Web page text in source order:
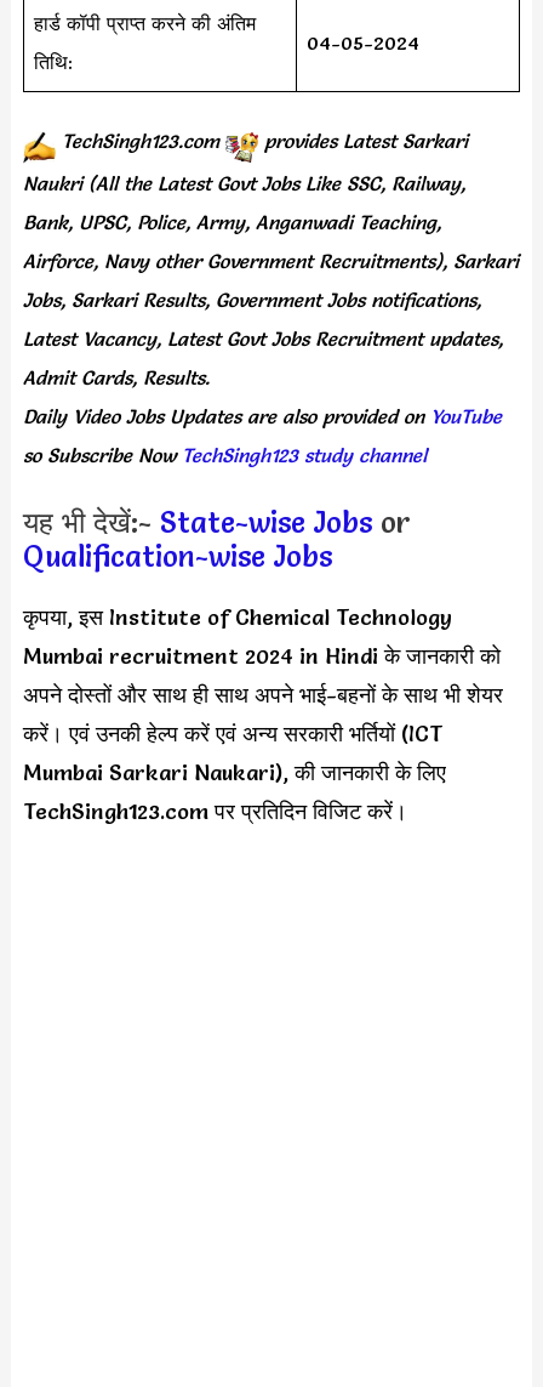
हार्ड कॉपी प्राप्त करने की अंतिम
तिथि:
04-05-2024
TechSingh123.com provides Latest Sarkari
Naukri (All the Latest Govt Jobs Like SSC, Railway,
Bank, UPSC, Police, Army, Anganwadi Teaching,
Airforce, Navy other Government Recruitments), Sarkari
Jobs, Sarkari Results, Government Jobs notifications,
Latest Vacancy, Latest Govt Jobs Recruitment updates,
Admit Cards, Results.
Daily Video Jobs Updates are also provided onYouTube
so Subscribe Now TechSingh123 study channel
यह भी देखें:- State-wise Jobs or
Qualification-wise Jobs
कृपया, इस Institute of Chemical Technology
Mumbai recruitment 2024 in Hindi के जानकारी को
अपने दोस्तों और साथ ही साथ अपने भाई-बहनों के साथ भी शेयर
करें। एवं उनकी हेल्प करें एवं अन्य सरकारी भर्तियों (ICT
Mumbai Sarkari Naukari), की जानकारी के लिए
TechSingh123.com पर प्रतिदिन विजिट करें।